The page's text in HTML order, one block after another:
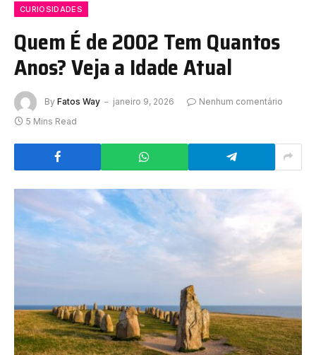
CURIOSIDADES
Quem É de 2002 Tem Quantos
Anos? Veja a Idade Atual
By Fatos Way janeiro 9, 2026
Nenhum comentário
5 Mins Read